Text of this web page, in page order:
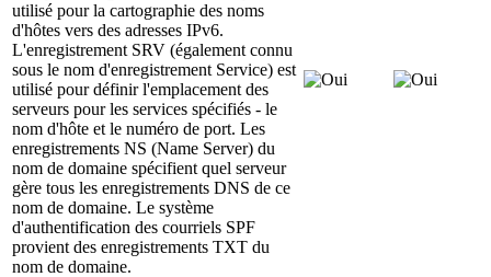
utilisé pour la cartographie des noms
d'hôtes vers des adresses IPv6.
L'enregistrement SRV (également connu
sous le nom d'enregistrement Service) est
utilisé pour définir l'emplacement des
serveurs pour les services spécifiés - le
nom d'hôte et le numéro de port. Les
enregistrements NS (Name Server) du
nom de domaine spécifient quel serveur
gère tous les enregistrements DNS de ce
nom de domaine. Le système
d'authentification des courriels SPF
provient des enregistrements TXT du
nom de domaine.